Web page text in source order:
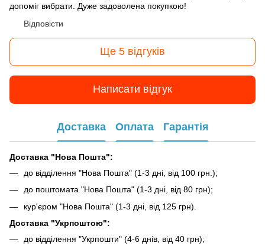
допоміг вибрати. Дуже задоволена покупкою!
Відповісти
Ще 5 відгуків
Написати відгук
Доставка Оплата Гарантія
Доставка "Нова Пошта":
до відділення "Нова Пошта" (1-3 дні, від 100 грн.);
до поштомата "Нова Пошта" (1-3 дні, від 80 грн);
кур'єром "Нова Пошта" (1-3 дні, від 125 грн).
Доставка "Укрпоштою":
до відділення "Укрпошти" (4-6 днів, від 40 грн);